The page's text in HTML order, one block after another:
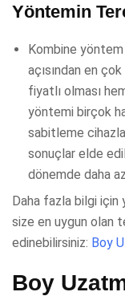
Yöntemin
Kombine
açısından en
fiyatlı olması
yöntemi birçok
sabitleme
sonuçlar elde
dönemde daha
Daha fazla bilgi için
size en uygun olan
edinebilirsiniz: Boy
Boy